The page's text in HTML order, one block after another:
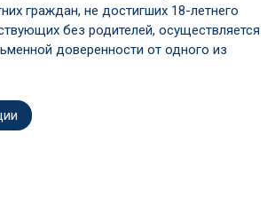
граждан, не достигших 18-летнего
без родителей, осуществляется
доверенности от одного из